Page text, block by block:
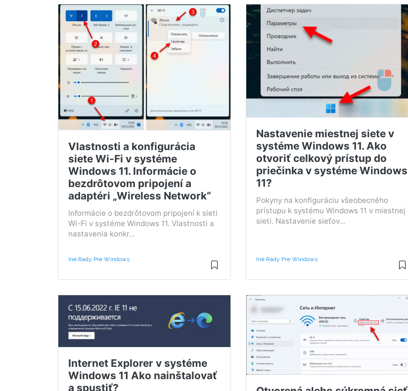
Vlastnosti a konfigurácia
siete Wi-Fi v systéme
Windows 11. Informácie o
bezdrôtovom pripojení a
adaptéri „Wireless Network“
Informácie o bezdrôtovom pripojení k sieti
Wi-Fi v systéme Windows 11. Vlastnosti a
nastavenia konkr...
Iné Rady Pre Windows
Nastavenie miestnej siete v
systéme Windows 11. Ako
otvoriť celkový prístup do
priečinka v systéme Windows
11?
Pokyny na konfiguráciu všeobecného
prístupu k systému Windows 11 v miestnej
sieti. Nastavenie sieťov...
Iné Rady Pre Windows
Internet Explorer v systéme
Windows 11 Ako nainštalovať
a spustiť?